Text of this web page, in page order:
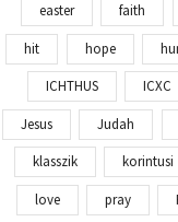
easter faith
hit hope
ICHTHUS ICXC
Jesus Judah
klasszik korintusi
love pray